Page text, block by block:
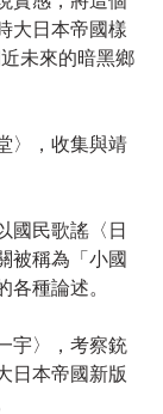
大日本帝國樣
未來的暗黑鄉
〉，收集與靖
國民歌謠〈日
被稱為「小國
各種論述。
宇〉，考察銃
日本帝國新版